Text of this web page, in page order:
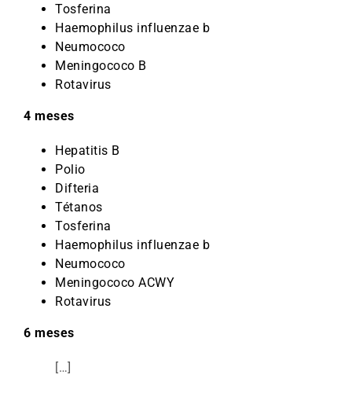
Tosferina
Haemophilus influenzae b
Neumococo
Meningococo B
Rotavirus
4 meses
Hepatitis B
Polio
Difteria
Tétanos
Tosferina
Haemophilus influenzae b
Neumococo
Meningococo ACWY
Rotavirus
6 meses
[…]